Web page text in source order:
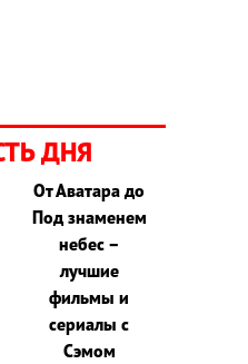
ДНЯ
От Аватара до
Под знаменем
небес –
лучшие
фильмы и
сериалы с
Сэмом